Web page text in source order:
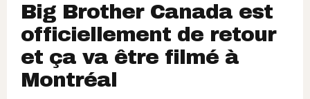
Big Brother Canada est
officiellement de retour
et ça va être filmé à
Montréal